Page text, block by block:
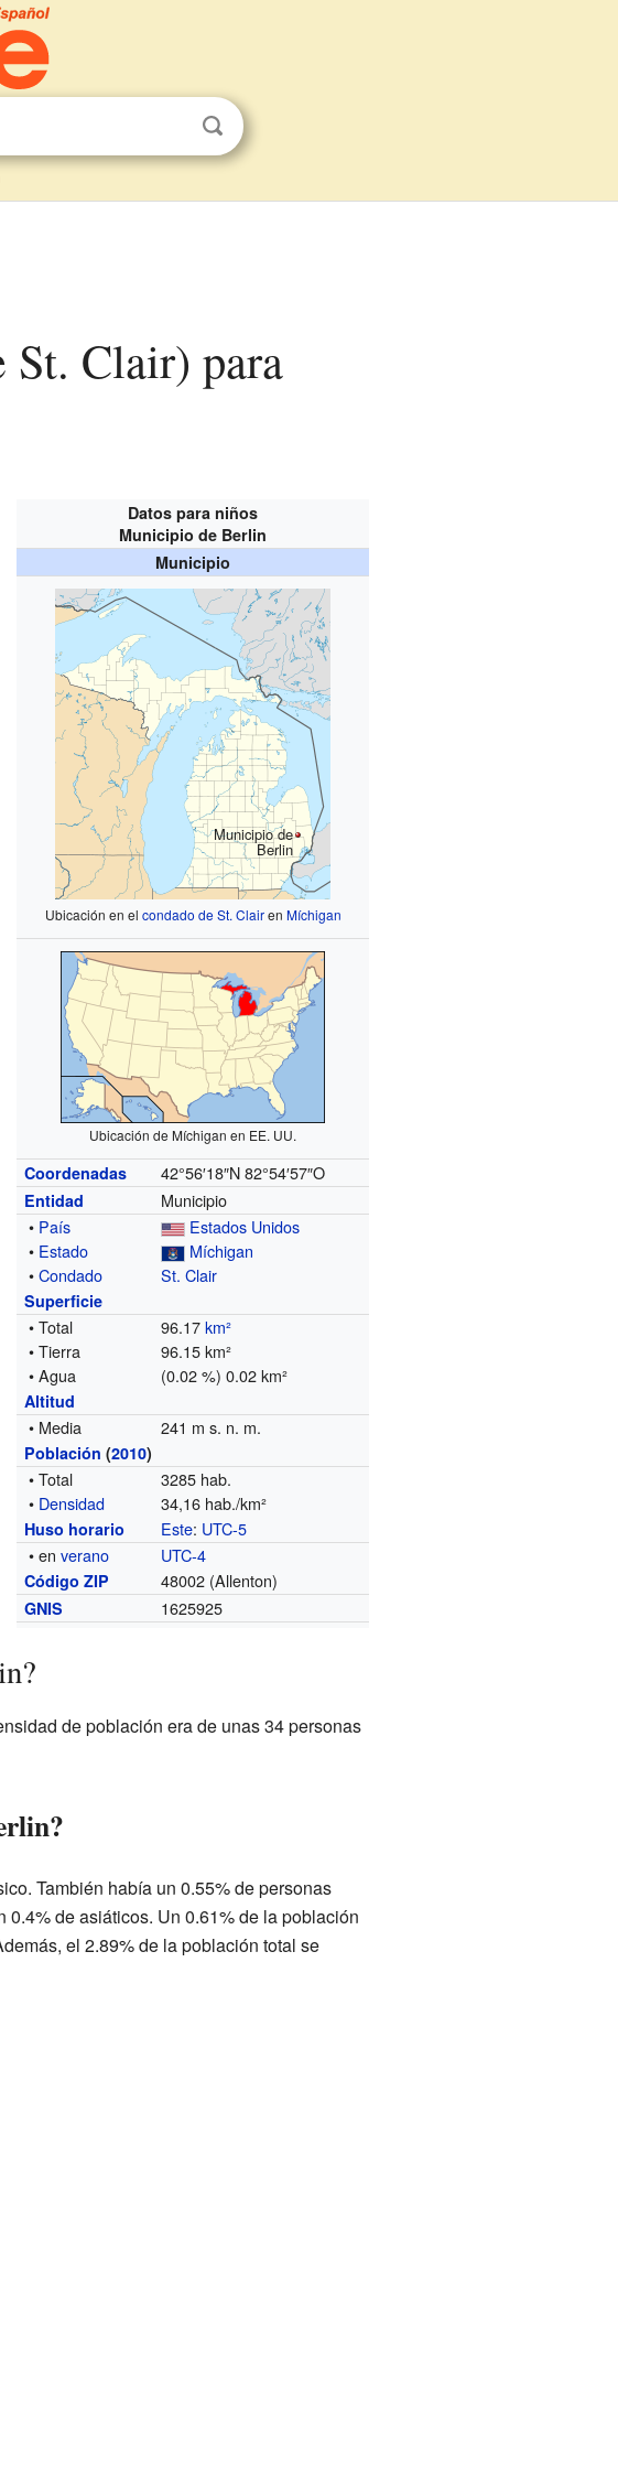
Datos para niños
Municipio de Berlin
Municipio
Municipio de
Berlin
Ubicación en el condado de St. Clairen Míchigan
Ubicación de Míchigan en EE. UU.
Coordenadas 42°56′18″N 82°54′57″O
Entidad
Municipio
• País
Estados Unidos
• Estado
Míchigan
•Condado St. Clair
Superficie
• Total 96.17km²
• Tierra
96.15 km²
• Agua
(0.02 %) 0.02 km²
Altitud
• Media 241 m s. n. m.
Población (2010)
• Total
3285 hab.
• Densidad 34,16 hab./km²
Huso horario Este: UTC-5
• enverano UTC-4
Código ZIP 48002 (Allenton)
GNIS 1625925
de población era de unas 34 personas
También había un 0.55% de personas
de asiáticos. Un 0.61% de la población
el 2.89% de la población total se